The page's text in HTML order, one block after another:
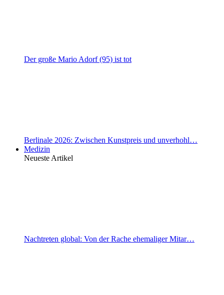
Der große Mario Adorf (95) ist tot
Berlinale 2026: Zwischen Kunstpreis und unverhohl…
Medizin
Neueste Artikel
Nachtreten global: Von der Rache ehemaliger Mitar…